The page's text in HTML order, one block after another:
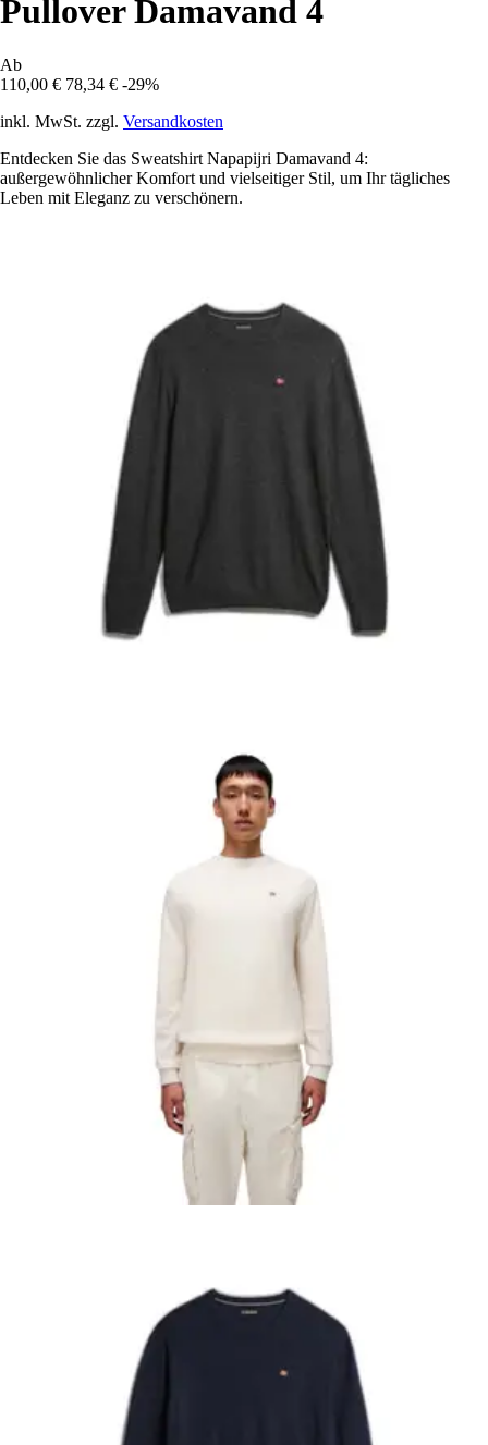
Pullover Damavand 4
Ab
110,00 € 78,34 € -29%
inkl. MwSt. zzgl. Versandkosten
Entdecken Sie das Sweatshirt Napapijri Damavand 4:
außergewöhnlicher Komfort und vielseitiger Stil, um Ihr tägliches
Leben mit Eleganz zu verschönern.